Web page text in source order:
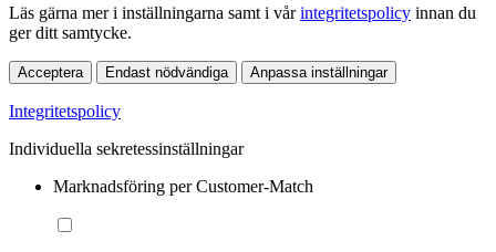
Läs gärna mer i inställningarna samt i vårintegritetspolicy innan du
ger ditt samtycke.
Acceptera Endast nödvändiga Anpassa inställningar
Integritetspolicy
Individuella sekretessinställningar
Marknadsföring per Customer-Match